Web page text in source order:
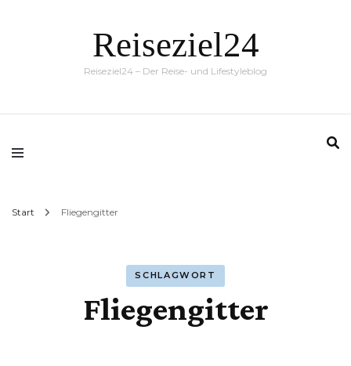
Reiseziel24
Reiseziel24 – Der Reise- und Lifestyleblog
Start Fliegengitter
SCHLAGWORT
Fliegengitter